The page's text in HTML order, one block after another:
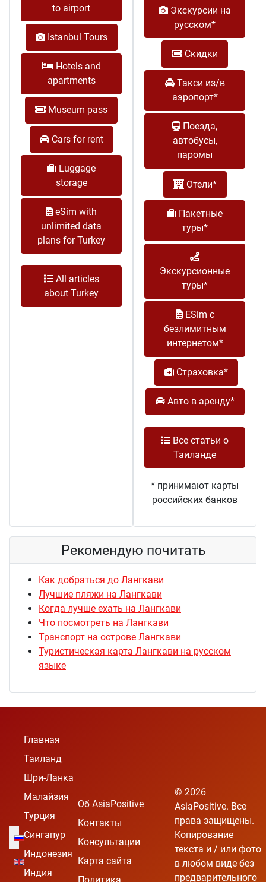
to airport
Istanbul Tours
Hotels and
apartments
Museum pass
Cars for rent
Luggage
storage
eSim with
unlimited data
plans for Turkey
All articles
about Turkey
Экскурсии на
русском*
Скидки
Такси из/в
аэропорт*
Поезда,
автобусы,
паромы
Отели*
Пакетные
туры*
Экскурсионные
туры*
ESim с
безлимитным
интернетом*
Страховка*
Авто в аренду*
Все статьи о
Таиланде
* принимают карты
российских банков
Рекомендую почитать
Как добраться до Лангкави
Лучшие пляжи на Лангкави
Когда лучше ехать на Лангкави
Что посмотреть на Лангкави
Транспорт на острове Лангкави
Туристическая карта Лангкави на русском
языке
Выберите язык
Главная
Таиланд
Шри-Ланка
Малайзия
Турция
Сингапур
Индонезия
Индия
Об AsiaPositive
Контакты
Консультации
Карта сайта
© 2026
AsiaPositive. Все
права защищены.
Копирование
текста и / или фото
в любом виде без
предварительного